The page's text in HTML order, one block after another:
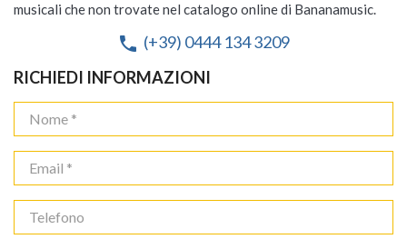
musicali che non trovate nel catalogo online di Bananamusic.
phone (+39) 0444 134 3209
RICHIEDI INFORMAZIONI